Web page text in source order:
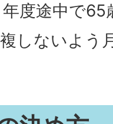
度途中で65
しないよう